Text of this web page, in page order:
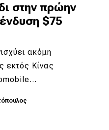
στην πρώην
$75
ακόμη
εκτός Κίνας